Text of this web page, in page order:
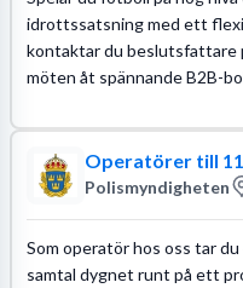
idrottssatsning med ett
kontaktar du beslutsfattare
möten åt spännande B2B-
Operatörer till
Polismyndigheten
Som operatör hos oss tar
samtal dygnet runt på ett